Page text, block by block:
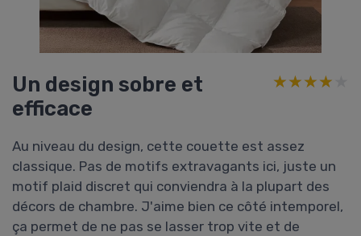
Un design sobre et
efficace
★★★★★
★★★★★
Au niveau du design, cette couette est assez
classique. Pas de motifs extravagants ici, juste un
motif plaid discret qui conviendra à la plupart des
décors de chambre. J'aime bien ce côté intemporel,
ça permet de ne pas se lasser trop vite et de